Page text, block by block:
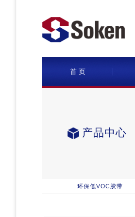
首 页
产品中心
环保低VOC胶带